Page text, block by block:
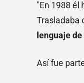
"En 1988 él
Trasladaba
lenguaje
Así fue